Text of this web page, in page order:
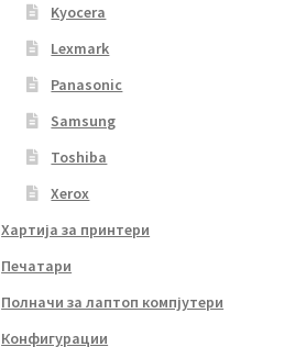
Kyocera
Lexmark
Panasonic
Samsung
Toshiba
Xerox
Хартија за принтери
Печатари
Полначи за лаптоп компјутери
Конфигурации